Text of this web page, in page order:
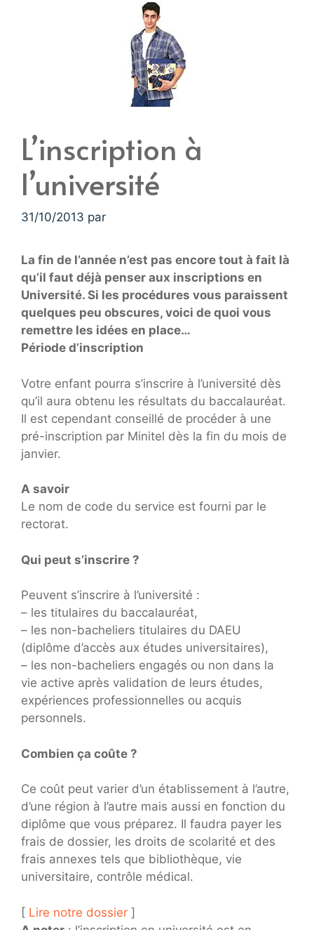
L’inscription à
l’université
31/10/2013 par
La fin de l’année n’est pas encore tout à fait là
qu’il faut déjà penser aux inscriptions en
Université. Si les procédures vous paraissent
quelques peu obscures, voici de quoi vous
remettre les idées en place…
Période d’inscription
Votre enfant pourra s’inscrire à l’université dès
qu’il aura obtenu les résultats du baccalauréat.
Il est cependant conseillé de procéder à une
pré-inscription par Minitel dès la fin du mois de
janvier.
A savoir
Le nom de code du service est fourni par le
rectorat.
Qui peut s’inscrire ?
Peuvent s’inscrire à l’université :
– les titulaires du baccalauréat,
– les non-bacheliers titulaires du DAEU
(diplôme d’accès aux études universitaires),
– les non-bacheliers engagés ou non dans la
vie active après validation de leurs études,
expériences professionnelles ou acquis
personnels.
Combien ça coûte ?
Ce coût peut varier d’un établissement à l’autre,
d’une région à l’autre mais aussi en fonction du
diplôme que vous préparez. Il faudra payer les
frais de dossier, les droits de scolarité et des
frais annexes tels que bibliothèque, vie
universitaire, contrôle médical.
[ Lire notre dossier ]